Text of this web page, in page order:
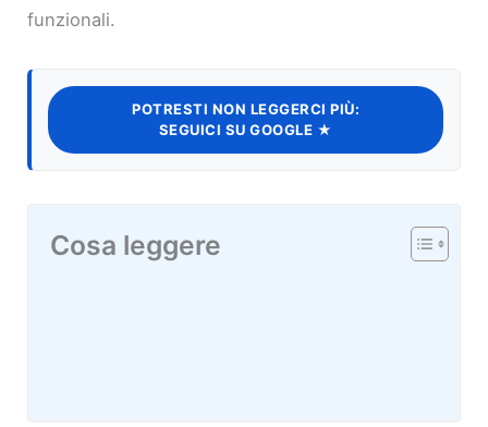
funzionali.
POTRESTI NON LEGGERCI PIÙ:
SEGUICI SU GOOGLE ★
Cosa leggere